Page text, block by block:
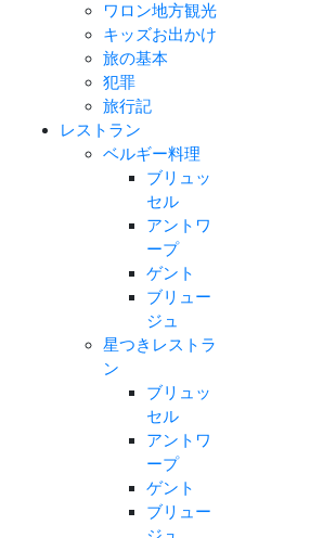
ワロン地方観光
キッズお出かけ
旅の基本
犯罪
旅行記
レストラン
ベルギー料理
ブリュッ
セル
アントワ
ープ
ゲント
ブリュー
ジュ
星つきレストラ
ン
ブリュッ
セル
アントワ
ープ
ゲント
ブリュー